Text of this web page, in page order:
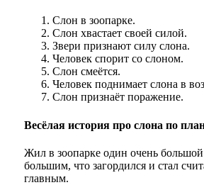
Слон в зоопарке.
Слон хвастает своей силой.
Звери признают силу слона.
Человек спорит со слоном.
Слон смеётся.
Человек поднимает слона в
Слон признаёт поражение.
Весёлая история про слона по
Жил в зоопарке один очень
большим, что загордился и стал
главным.